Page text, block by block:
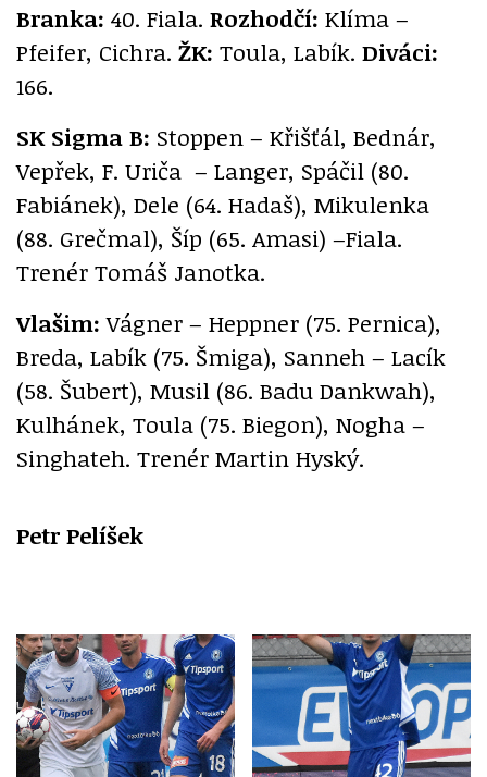
Branka: 40. Fiala. Rozhodčí: Klíma –
Pfeifer, Cichra. ŽK: Toula, Labík. Diváci:
166.
SK Sigma B: Stoppen – Křišťál, Bednár,
Vepřek, F. Uriča – Langer, Spáčil (80.
Fabiánek), Dele (64. Hadaš), Mikulenka
(88. Grečmal), Šíp (65. Amasi) –Fiala.
Trenér Tomáš Janotka.
Vlašim: Vágner – Heppner (75. Pernica),
Breda, Labík (75. Šmiga), Sanneh – Lacík
(58. Šubert), Musil (86. Badu Dankwah),
Kulhánek, Toula (75. Biegon), Nogha –
Singhateh. Trenér Martin Hyský.
Petr Pelíšek